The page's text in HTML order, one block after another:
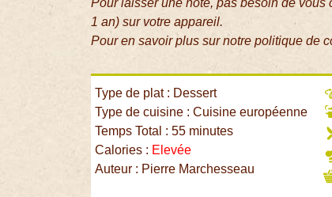
Pour laisser une note, pas besoin de
1 an) sur votre appareil.
Pour en savoir plus sur notre politique de
Type de plat : Dessert
Type de cuisine : Cuisine européenne
Temps Total : 55 minutes
Calories : Elevée
Auteur : Pierre Marchesseau